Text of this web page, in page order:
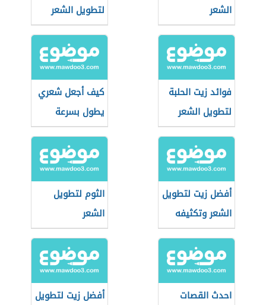
الشعر
لتطويل الشعر
فوائد زيت الحلبة
لتطويل الشعر
كيف أجعل شعري
يطول بسرعة
أفضل زيت لتطويل
الشعر وتكثيفه
الثوم لتطويل
الشعر
احدث القصات
أفضل زيت لتطويل